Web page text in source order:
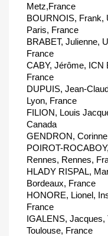
Metz,France
BOURNOIS, Frank,
Paris, France
BRABET, Julienne,
France
CABY, Jérôme, ICN
France
DUPUIS, Jean-
Lyon, France
FILION, Louis
Canada
GENDRON,
POIROT-
Rennes, Rennes,
HLADY RISPAL,
Bordeaux, France
HONORE, Lionel,
France
IGALENS, Jacques,
Toulouse, France